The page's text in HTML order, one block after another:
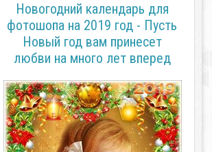
Новогодний календарь для
фотошопа на 2019 год - Пусть
Новый год вам принесет
любви на много лет вперед